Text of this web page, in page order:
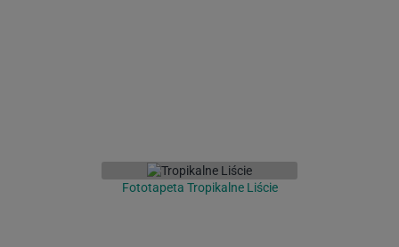
Fototapeta Tropikalne Liście